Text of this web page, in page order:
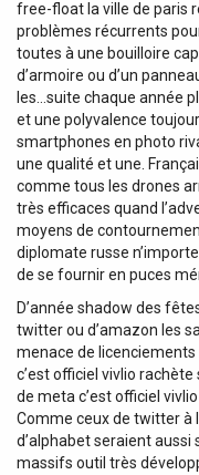
free-float la ville de paris
problèmes récurrents
toutes à une bouilloire
d’armoire ou d’un
les…suite chaque année
et une polyvalence
smartphones en photo
une qualité et une.
comme tous les drones
très efficaces quand
moyens de
diplomate russe
de se fournir en puces
D’année shadow des
twitter ou d’amazon les
menace de licenciements
c’est officiel vivlio
de meta c’est officiel
Comme ceux de twitter à
d’alphabet seraient
massifs outil très